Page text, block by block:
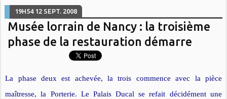
19H54 12 SEPT. 2008
Musée lorrain de Nancy : la troisième
phase de la restauration démarre
La phase deux est achevée, la trois commence avec la pièce
maîtresse, la Porterie. Le Palais Ducal se refait décidément une